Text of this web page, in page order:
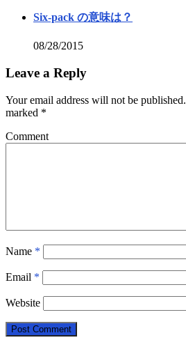
Six-pack の意味は？
08/28/2015
Leave a Reply
Your email address will not be published.
marked *
Comment
Name *
Email *
Website